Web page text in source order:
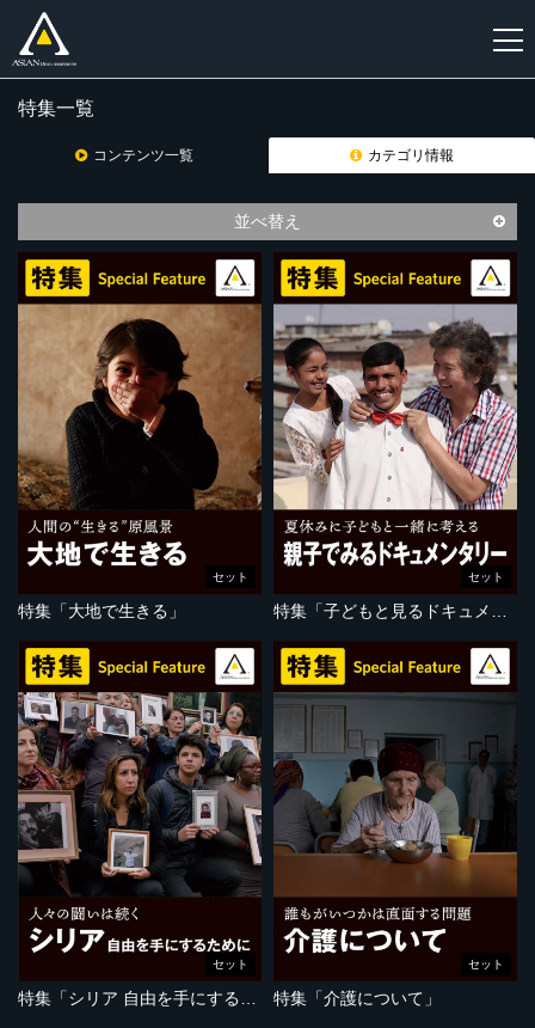
登
特集一覧
コンテンツ一覧 カテゴリ情報
並べ替え
セット
特集「大地で生きる」
セット
セット セット
特集「介護について」